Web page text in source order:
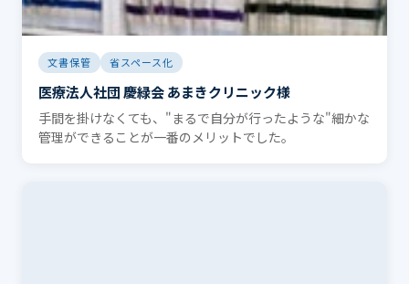
文書保管 省スペース化
医療法人社団 慶緑会 あまきクリニック様
手間を掛けなくても、"まるで自分が行ったような"細かな
管理ができることが一番のメリットでした。